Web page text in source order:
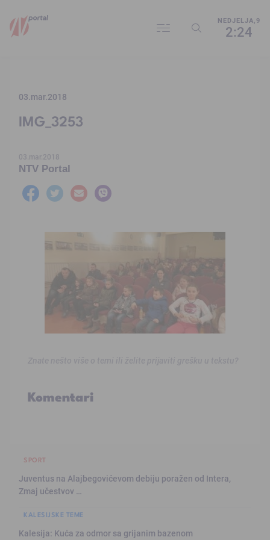
NEDJELJA,9
2:24
03.mar.2018
IMG_3253
03.mar.2018
NTV Portal
Komentari
SPORT
Juventus na Alajbegovićevom debiju poražen od Intera,
Zmaj učestvov …
KALESIJSKE TEME
Kalesija: Kuća za odmor sa grijanim bazenom